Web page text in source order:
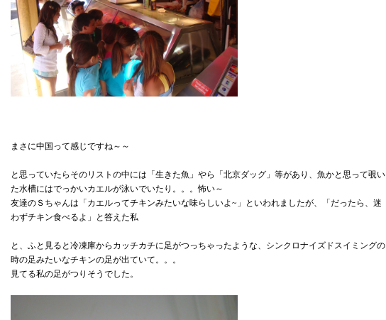
まさに中国って感じですね～～
と思っていたらそのリストの中には「生きた魚」やら「北京ダッグ」等があり、魚かと思って覗い
た水槽にはでっかいカエルが泳いでいたり。。。怖い～
友達のＳちゃんは「カエルってチキンみたいな味らしいよ~」といわれましたが、「だったら、迷
わずチキン食べるよ」と答えた私
と、ふと見ると冷凍庫からカッチカチに足がつっちゃったような、シンクロナイズドスイミングの
時の足みたいなチキンの足が出ていて。。。
見てる私の足がつりそうでした。